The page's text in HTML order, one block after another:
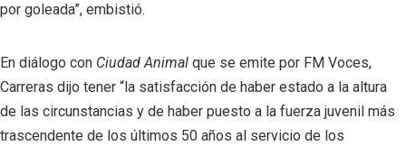
por goleada”, embistió.
En diálogo con Ciudad Animal que se emite por FM Voces,
Carreras dijo tener “la satisfacción de haber estado a la altura
de las circunstancias y de haber puesto a la fuerza juvenil más
trascendente de los últimos 50 años al servicio de los